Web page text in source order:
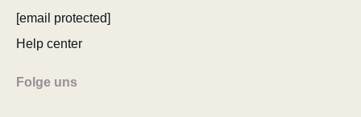
[email protected]
Help center
Folge uns